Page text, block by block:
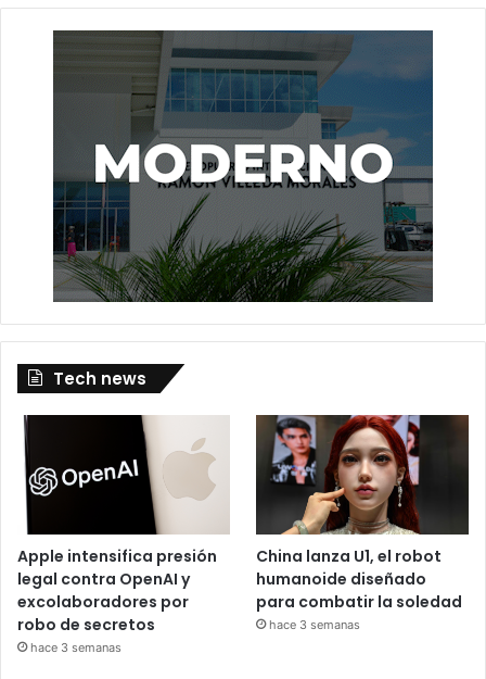
Tech news
Apple intensifica presión
legal contra OpenAI y
excolaboradores por
robo de secretos
hace 3 semanas
China lanza U1, el robot
humanoide diseñado
para combatir la soledad
hace 3 semanas